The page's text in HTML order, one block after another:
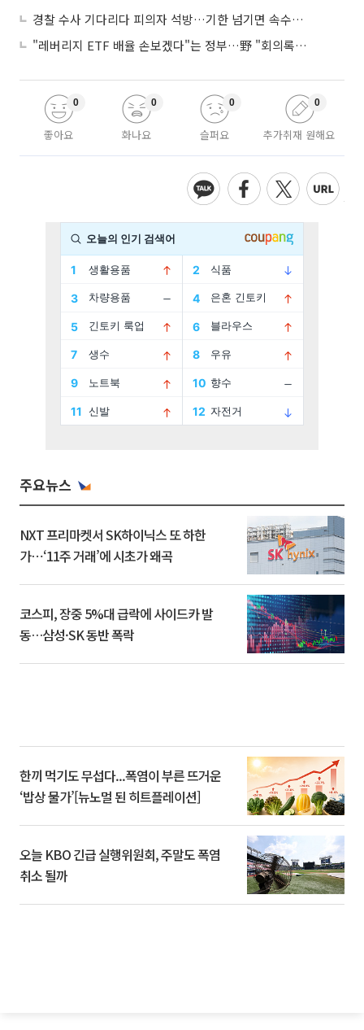
경찰 수사 기다리다 피의자 석방…기한 넘기면 속수무책
"레버리지 ETF 배율 손보겠다"는 정부…野 "회의록부터 내놔야"
좋아요
0
화나요
0
슬퍼요
0
추가취재 원해요
0
주요뉴스
NXT 프리마켓서 SK하이닉스 또 하한
가⋯‘11주 거래’에 시초가 왜곡
코스피, 장중 5%대 급락에 사이드카 발
동…삼성·SK 동반 폭락
한끼 먹기도 무섭다...폭염이 부른 뜨거운
‘밥상 물가’[뉴노멀 된 히트플레이션]
오늘 KBO 긴급 실행위원회, 주말도 폭염
취소 될까